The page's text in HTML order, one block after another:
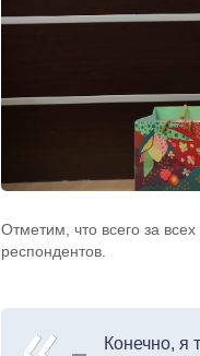
Отметим, что всего за
респондентов.
Конечно, я